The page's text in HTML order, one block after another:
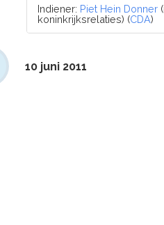
Indiener: Piet Hein Donner
koninkrijksrelaties) (CDA)
10 juni 2011